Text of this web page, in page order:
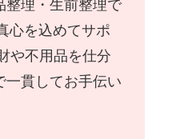
整理・生前整理で
心を込めてサポ
や不用品を仕分
一貫してお手伝い